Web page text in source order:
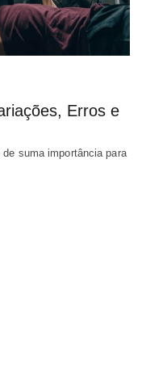
Erros e
suma importância para